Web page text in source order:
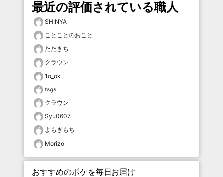
最近の評価されている職人
SHINYA
ことことのおこと
ただきち
クラウン
1o_ok
tsgs
クラウン
Syu0607
よもぎもち
Morizo
おすすめのボケを毎日お届け